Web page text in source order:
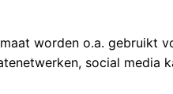
worden o.a. gebruikt
social media